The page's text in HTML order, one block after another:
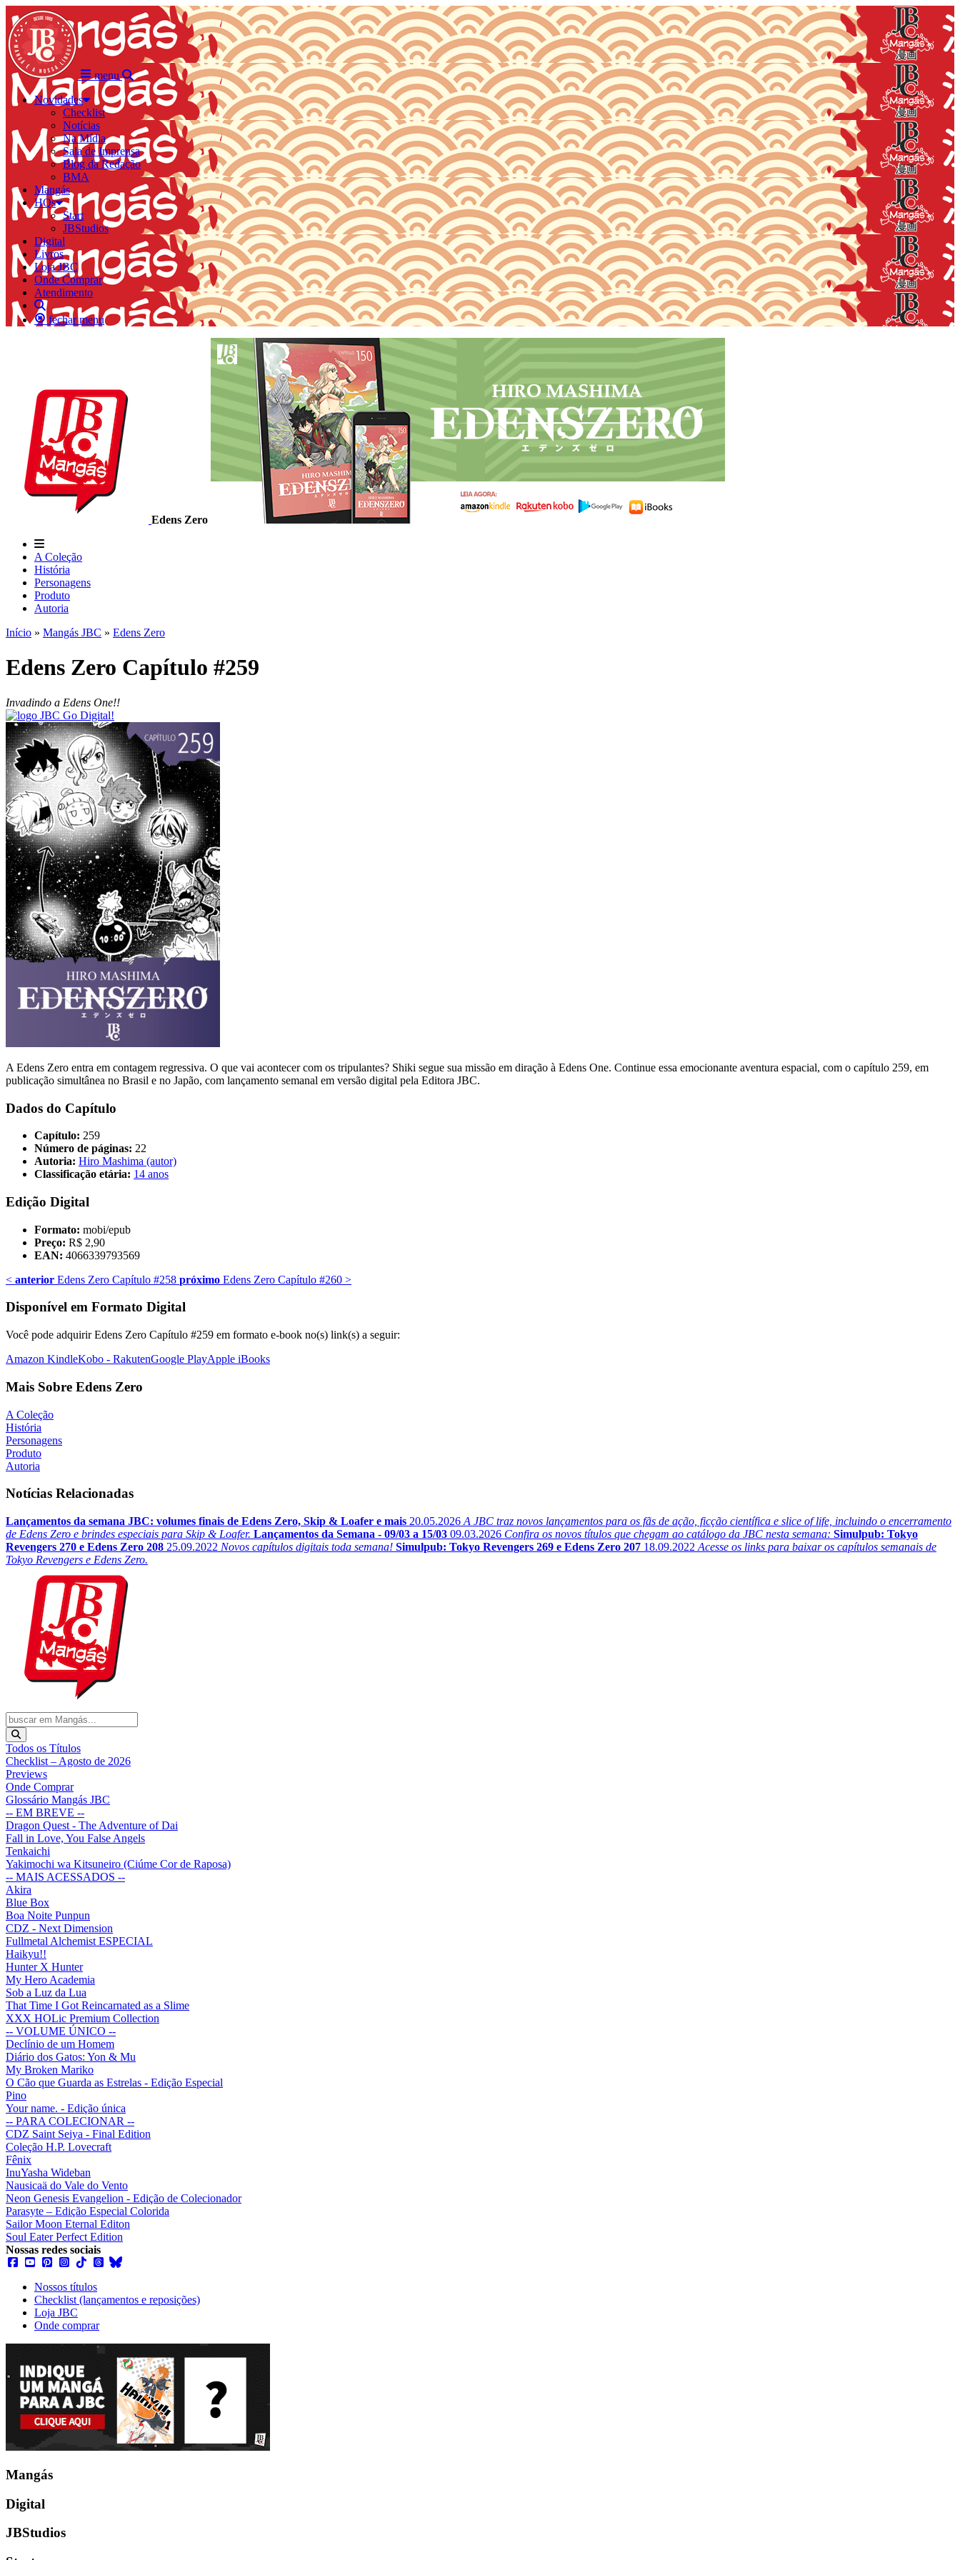
menu
Novidades
Checklist
Notícias
Na Mídia
Sala de Imprensa
Blog da Redação
BMA
Mangás
HQs
Start
JBStudios
Digital
Livros
Loja JBC
Onde Comprar
Atendimento
fechar menu
Edens Zero
A Coleção
História
Personagens
Produto
Autoria
Início » Mangás JBC » Edens Zero
Edens Zero Capítulo #259
Invadindo a Edens One!!
A Edens Zero entra em contagem regressiva. O que vai acontecer com os tripulantes? Shiki segue sua missão em diração à Edens One. Continue essa emocionante aventura espacial, com o capítulo 259, em
publicação simultânea no Brasil e no Japão, com lançamento semanal em versão digital pela Editora JBC.
Dados do Capítulo
Capítulo: 259
Número de páginas: 22
Autoria: Hiro Mashima (autor)
Classificação etária: 14 anos
Edição Digital
Formato: mobi/epub
Preço: R$ 2,90
EAN: 4066339793569
< anterior Edens Zero Capítulo #258 próximo Edens Zero Capítulo #260 >
Disponível em Formato Digital
Você pode adquirir Edens Zero Capítulo #259 em formato e-book no(s) link(s) a seguir:
Amazon KindleKobo - RakutenGoogle PlayApple iBooks
Mais Sobre Edens Zero
A Coleção
História
Personagens
Produto
Autoria
Notícias Relacionadas
Lançamentos da semana JBC: volumes finais de Edens Zero, Skip & Loafer e mais 20.05.2026 A JBC traz novos lançamentos para os fãs de ação, ficção científica e slice of life, incluindo o encerramento
de Edens Zero e brindes especiais para Skip & Loafer. Lançamentos da Semana - 09/03 a 15/03 09.03.2026 Confira os novos títulos que chegam ao catálogo da JBC nesta semana: Simulpub: Tokyo
Revengers 270 e Edens Zero 208 25.09.2022 Novos capítulos digitais toda semana! Simulpub: Tokyo Revengers 269 e Edens Zero 207 18.09.2022 Acesse os links para baixar os capítulos semanais de
Tokyo Revengers e Edens Zero.
Todos os Títulos
Checklist – Agosto de 2026
Previews
Onde Comprar
Glossário Mangás JBC
-- EM BREVE --
Dragon Quest - The Adventure of Dai
Fall in Love, You False Angels
Tenkaichi
Yakimochi wa Kitsuneiro (Ciúme Cor de Raposa)
-- MAIS ACESSADOS --
Akira
Blue Box
Boa Noite Punpun
CDZ - Next Dimension
Fullmetal Alchemist ESPECIAL
Haikyu!!
Hunter X Hunter
My Hero Academia
Sob a Luz da Lua
That Time I Got Reincarnated as a Slime
XXX HOLic Premium Collection
-- VOLUME ÚNICO --
Declínio de um Homem
Diário dos Gatos: Yon & Mu
My Broken Mariko
O Cão que Guarda as Estrelas - Edição Especial
Pino
Your name. - Edição única
-- PARA COLECIONAR --
CDZ Saint Seiya - Final Edition
Coleção H.P. Lovecraft
Fênix
InuYasha Wideban
Nausicaä do Vale do Vento
Neon Genesis Evangelion - Edição de Colecionador
Parasyte – Edição Especial Colorida
Sailor Moon Eternal Editon
Soul Eater Perfect Edition
Nossas redes sociais
Nossos títulos
Checklist (lançamentos e reposições)
Loja JBC
Onde comprar
Mangás
Digital
JBStudios